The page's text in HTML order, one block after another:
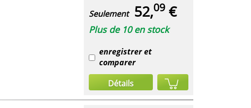
Seulement 52,09 €
Plus de 10 en stock
enregistrer et
comparer
Détails